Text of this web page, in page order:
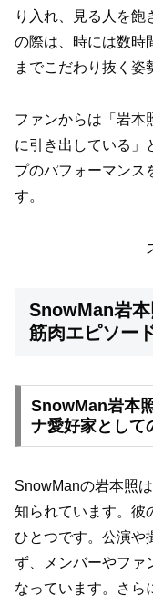
り入れ、見る人を飽
の際は、時には数時
までこだわり抜く姿
ファンからは「岩本
に引き出している」
プのパフォーマンス
す。
SnowMan岩本
筋肉エピソー
SnowMan岩本
ナ愛好家として
SnowManの岩本照
知られています。彼
ひとつです。公演や
ず、メンバーやファ
なっています。さら